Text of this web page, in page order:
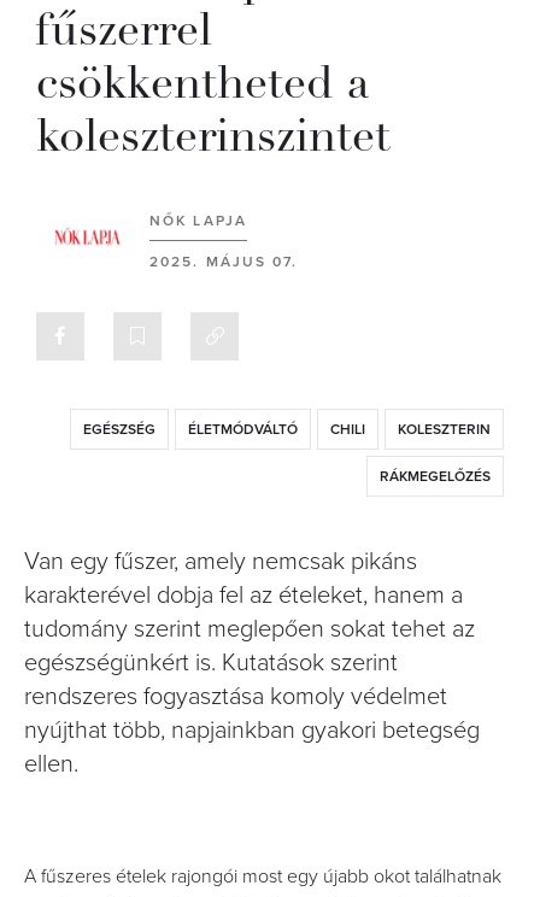
fűszerrel
csökkentheted a
koleszterinszintet
NŐK LAPJA
2025. MÁJUS 07.
EGÉSZSÉG ÉLETMÓDVÁLTÓ CHILI KOLESZTERIN
RÁKMEGELŐZÉS
Van egy fűszer, amely nemcsak pikáns
karakterével dobja fel az ételeket, hanem a
tudomány szerint meglepően sokat tehet az
egészségünkért is. Kutatások szerint
rendszeres fogyasztása komoly védelmet
nyújthat több, napjainkban gyakori betegség
ellen.
A fűszeres ételek rajongói most egy újabb okot találhatnak